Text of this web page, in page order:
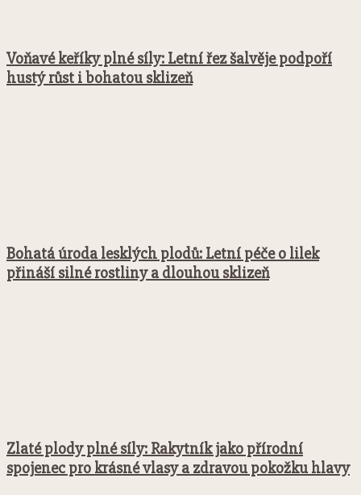
Voňavé keříky plné síly: Letní řez šalvěje podpoří
hustý růst i bohatou sklizeň
Bohatá úroda lesklých plodů: Letní péče o lilek
přináší silné rostliny a dlouhou sklizeň
Zlaté plody plné síly: Rakytník jako přírodní
spojenec pro krásné vlasy a zdravou pokožku hlavy